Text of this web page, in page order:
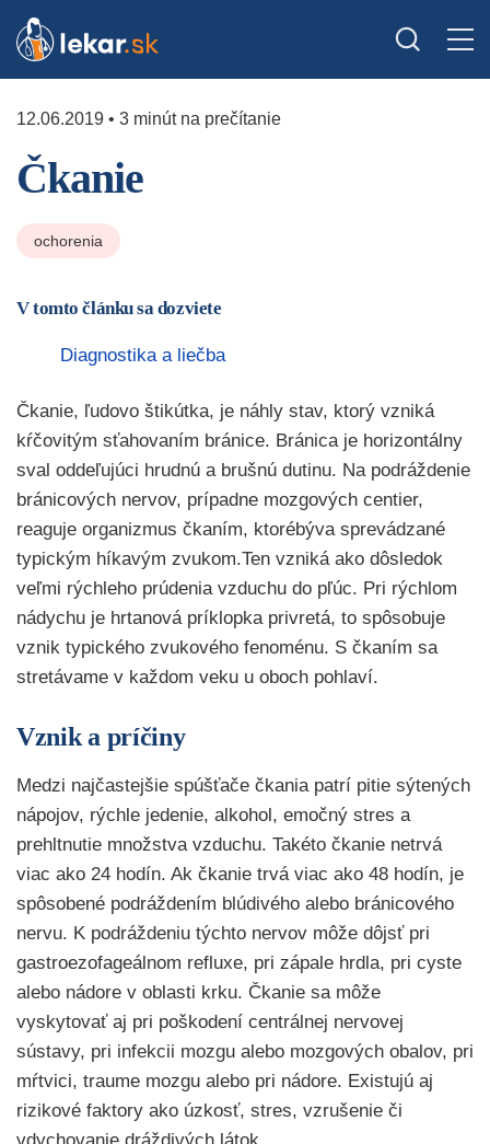
12.06.2019 • 3 minút na prečítanie
Čkanie
ochorenia
V tomto článku sa dozviete
Diagnostika a liečba
Čkanie, ľudovo štikútka, je náhly stav, ktorý vzniká
kŕčovitým sťahovaním bránice. Bránica je horizontálny
sval oddeľujúci hrudnú a brušnú dutinu. Na podráždenie
bránicových nervov, prípadne mozgových centier,
reaguje organizmus čkaním, ktorébýva sprevádzané
typickým híkavým zvukom.Ten vzniká ako dôsledok
veľmi rýchleho prúdenia vzduchu do pľúc. Pri rýchlom
nádychu je hrtanová príklopka privretá, to spôsobuje
vznik typického zvukového fenoménu. S čkaním sa
stretávame v každom veku u oboch pohlaví.
Vznik a príčiny
Medzi najčastejšie spúšťače čkania patrí pitie sýtených
nápojov, rýchle jedenie, alkohol, emočný stres a
prehltnutie množstva vzduchu. Takéto čkanie netrvá
viac ako 24 hodín. Ak čkanie trvá viac ako 48 hodín, je
spôsobené podráždením blúdivého alebo bránicového
nervu. K podráždeniu týchto nervov môže dôjsť pri
gastroezofageálnom refluxe, pri zápale hrdla, pri cyste
alebo nádore v oblasti krku. Čkanie sa môže
vyskytovať aj pri poškodení centrálnej nervovej
sústavy, pri infekcii mozgu alebo mozgových obalov, pri
mŕtvici, traume mozgu alebo pri nádore. Existujú aj
rizikové faktory ako úzkosť, stres, vzrušenie či